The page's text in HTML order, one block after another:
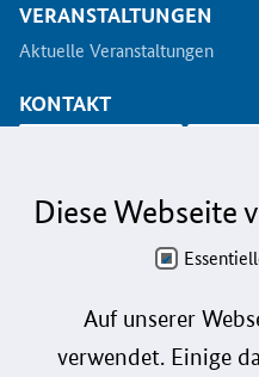
VERANSTALTUNGEN
Aktuelle Veranstaltungen
KONTAKT
Aus Gründen der besseren Lesbarkeit
Personenbezeichnungen gelten
Datenschutz
Barrierefreiheit
Diese Webseite
Auf unserer
verwendet. Einige